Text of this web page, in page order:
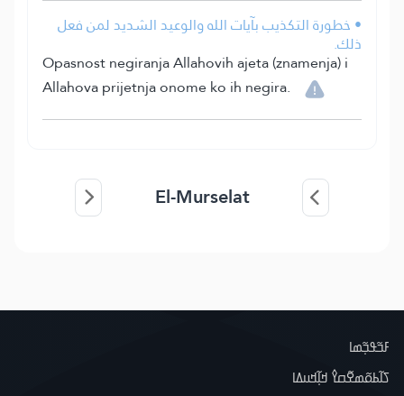
• خطورة التكذيب بآيات الله والوعيد الشديد لمن فعل
ذلك.
Opasnost negiranja Allahovih ajeta (znamenja) i
Allahova prijetnja onome ko ih negira.
El-Murselat
ߓߏ߬ߟߏ߲߬ߘߊ
ߖߊ߬ߕߋ߬ߘߐ߬ߛߌ߮ ߞߊ߲߬ߞߎߡߊ